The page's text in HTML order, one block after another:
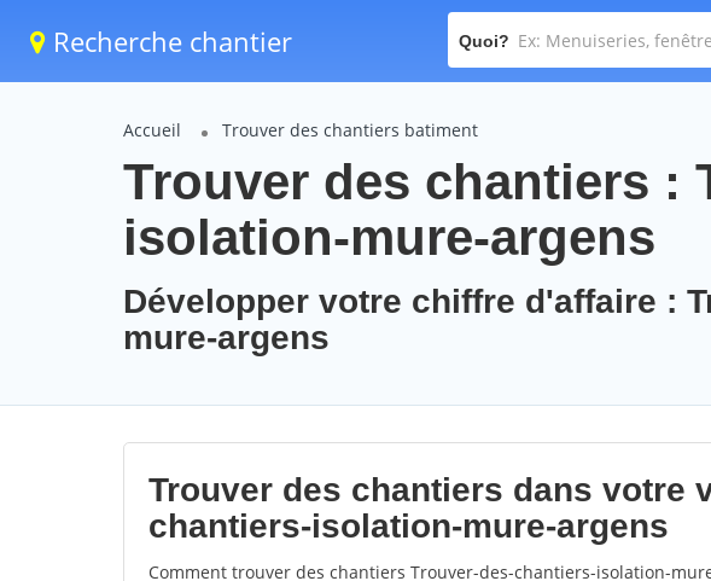
Recherche chantier Quoi?
Accueil Trouver des chantiers batiment
Trouver des chantiers :
isolation-mure-argens
Développer votre chiffre d'affaire :
mure-argens
Trouver des chantiers dans votre
chantiers-isolation-mure-argens
Comment trouver des chantiers Trouver-des-chantiers-isolation-